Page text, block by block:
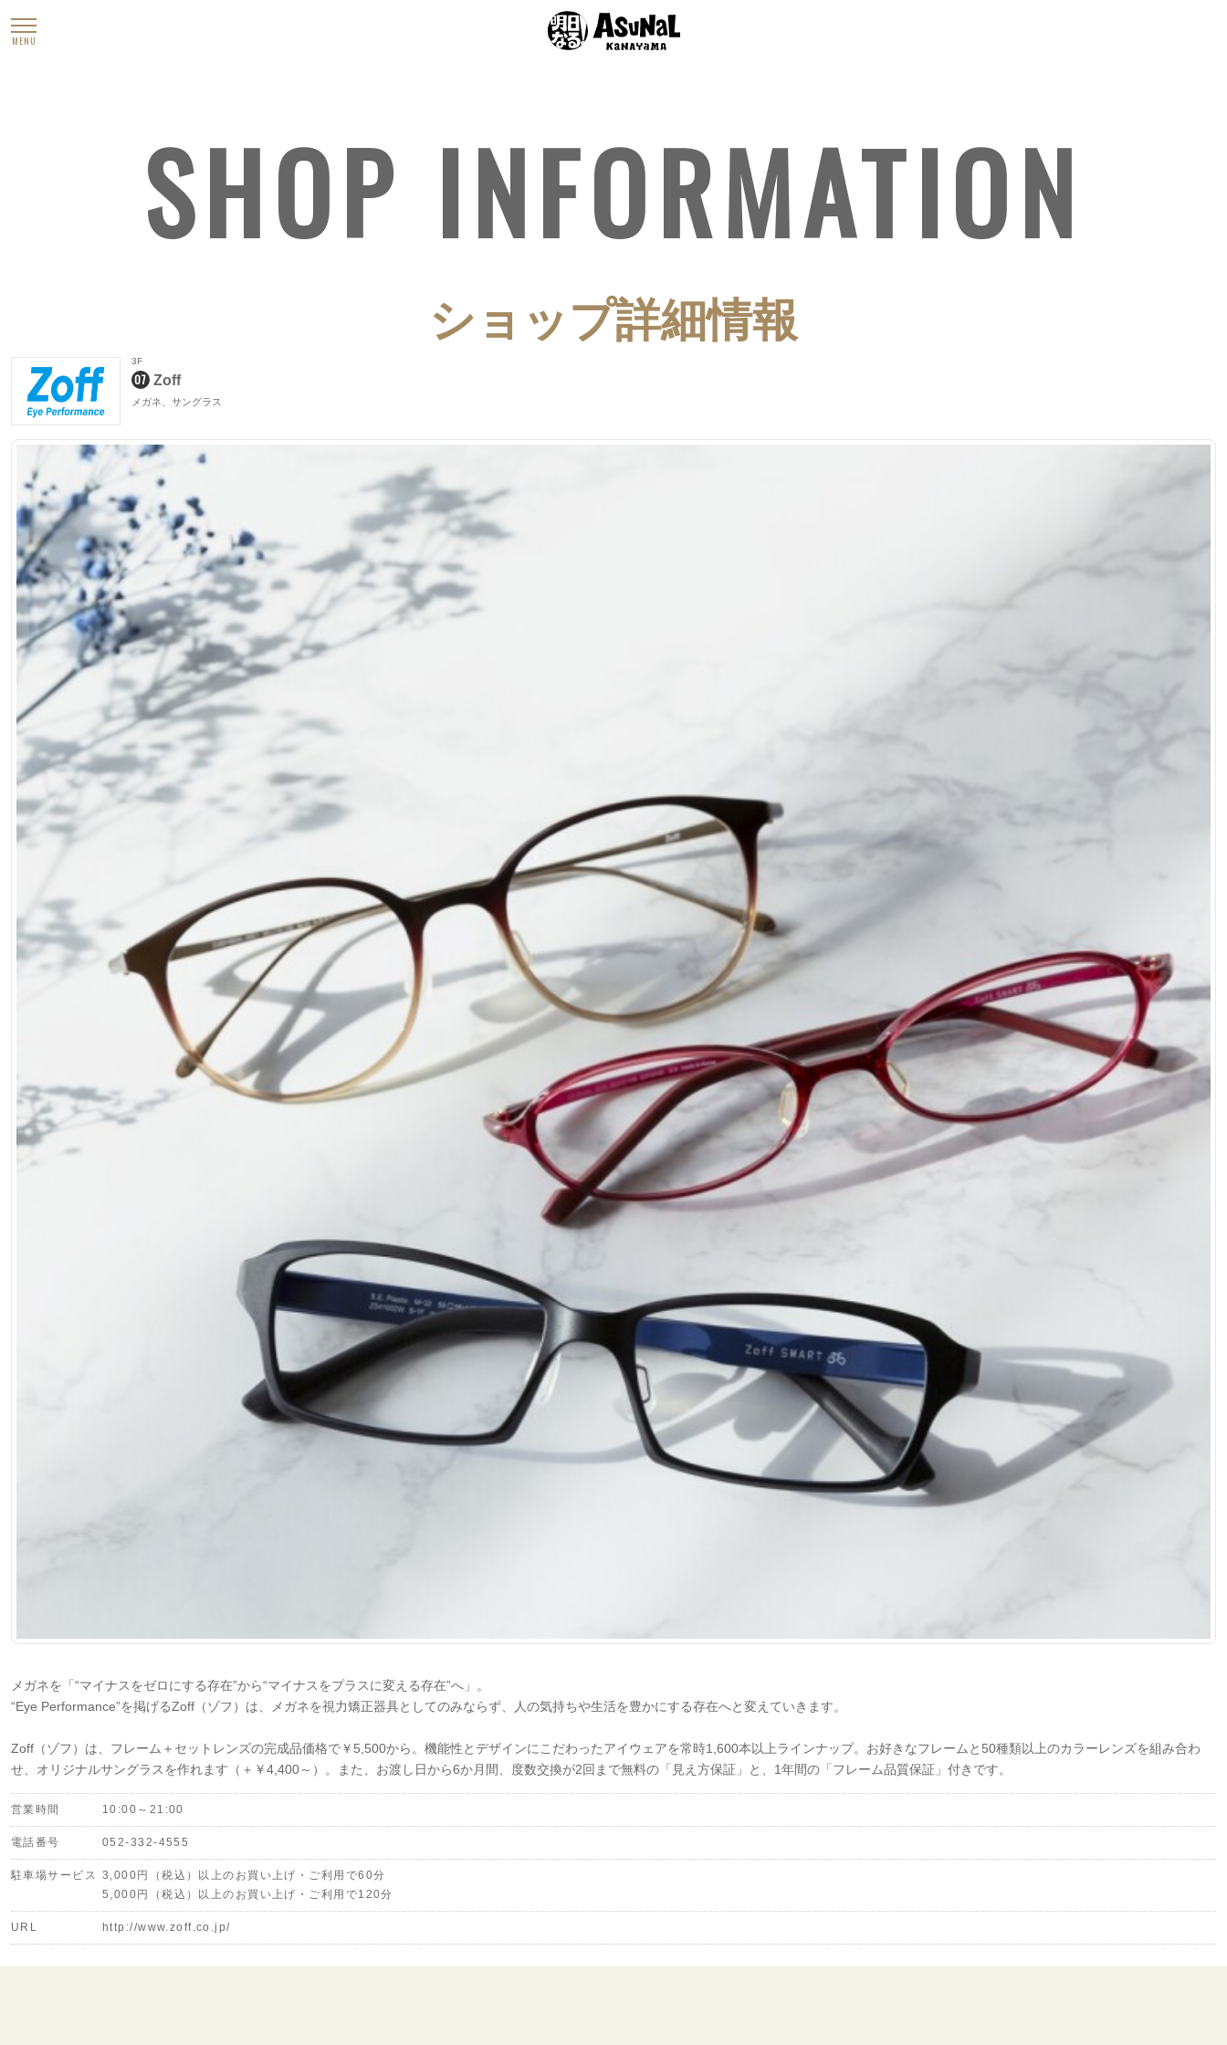
MENU
SHOP INFORMATION
ショップ詳細情報
3F
07 Zoff
メガネ、サングラス
メガネを「“マイナスをゼロにする存在”から“マイナスをプラスに変える存在”へ」。
“Eye Performance”を掲げるZoff（ゾフ）は、メガネを視力矯正器具としてのみならず、人の気持ちや生活を豊かにする存在へと変えていきます。
Zoff（ゾフ）は、フレーム＋セットレンズの完成品価格で￥5,500から。機能性とデザインにこだわったアイウェアを常時1,600本以上ラインナップ。お好きなフレームと50種類以上のカラーレンズを組み合わ
せ、オリジナルサングラスを作れます（＋￥4,400～）。また、お渡し日から6か月間、度数交換が2回まで無料の「見え方保証」と、1年間の「フレーム品質保証」付きです。
営業時間 10:00～21:00
電話番号 052-332-4555
駐車場サービス 3,000円（税込）以上のお買い上げ・ご利用で60分
5,000円（税込）以上のお買い上げ・ご利用で120分
URL http://www.zoff.co.jp/